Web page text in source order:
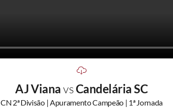
AJ VianavsCandelária SC
CN 2ª Divisão | Apuramento Campeão | 1ª Jornada